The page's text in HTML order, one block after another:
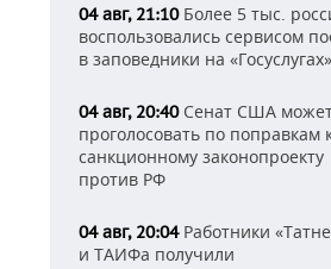
04 авг, 21:10Более 5 тыс.
воспользовались сервисом
в заповедники на «Госуслугах»
04 авг, 20:40Сенат США
проголосовать по поправкам
санкционному законопроекту
против РФ
04 авг, 20:04Работники
и ТАИФа получили